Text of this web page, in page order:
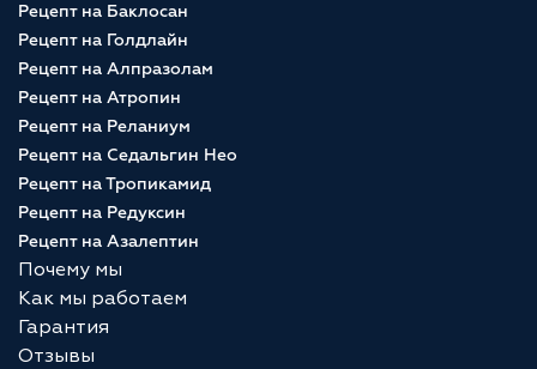
Рецепт на Баклосан
Рецепт на Голдлайн
Рецепт на Алпразолам
Рецепт на Атропин
Рецепт на Реланиум
Рецепт на Седальгин Нео
Рецепт на Тропикамид
Рецепт на Редуксин
Рецепт на Азалептин
Почему мы
Как мы работаем
Гарантия
Отзывы